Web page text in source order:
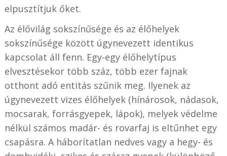
elpusztítjuk őket.
Az élővilág sokszínűsége és az élőhelyek
sokszínűsége között úgynevezett identikus
kapcsolat áll fenn. Egy-egy élőhelytípus
elvesztésekor több száz, több ezer fajnak
otthont adó entitás szűnik meg. Ilyenek az
úgynevezett vizes élőhelyek (hínárosok, nádasok,
mocsarak, forrásgyepek, lápok), melyek védelme
nélkül számos madár- és rovarfaj is eltűnhet egy
csapásra. A háborítatlan nedves vagy a hegy- és